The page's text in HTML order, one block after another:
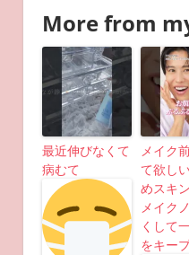
More from
最近伸びなくて
病むて
メイク
て欲し
めスキ
メイク
くして
をキー